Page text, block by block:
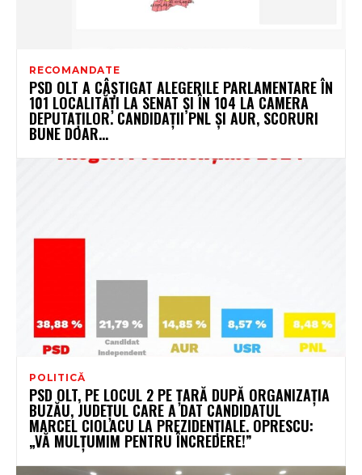
RECOMANDATE
PSD OLT A CÂȘTIGAT ALEGERILE PARLAMENTARE ÎN
101 LOCALITĂȚI LA SENAT ȘI ÎN 104 LA CAMERA
DEPUTAȚILOR. CANDIDAȚII PNL ȘI AUR, SCORURI
BUNE DOAR...
POLITICĂ
PSD OLT, PE LOCUL 2 PE ȚARĂ DUPĂ ORGANIZAȚIA
BUZĂU, JUDEȚUL CARE A DAT CANDIDATUL
MARCEL CIOLACU LA PREZIDENȚIALE. OPRESCU:
„VĂ MULȚUMIM PENTRU ÎNCREDERE!”